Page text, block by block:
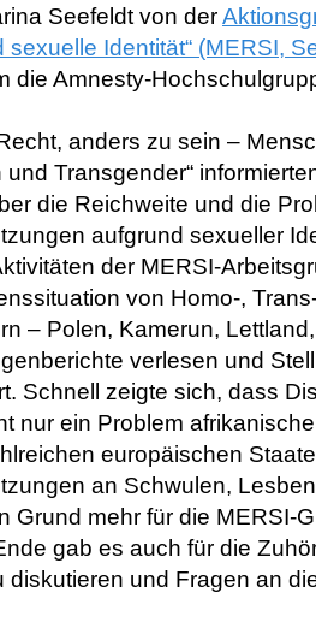
Seefeldt von der
sexuelle Identität“ (MERSI,
die Amnesty-
anders zu sein –
Transgender“
die Reichweite und die
aufgrund sexueller
der MERSI-
von Homo-,
– Polen, Kamerun,
verlesen und
Schnell zeigte sich, dass
nur ein Problem
europäischen
an Schwulen,
Grund mehr für die MERSI-
gab es auch für die
diskutieren und Fragen an